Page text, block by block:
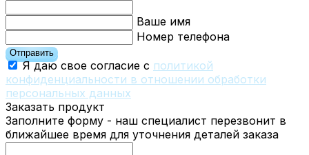
Ваше имя
Номер телефона
Отправить
Я даю свое согласие с политикой
конфиденциальности в отношении обработки
персональных данных
Заказать продукт
Заполните форму - наш специалист перезвонит в
ближайшее время для уточнения деталей заказа